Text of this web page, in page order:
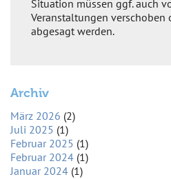
Situation müssen ggf. auch
Veranstaltungen verschoben
abgesagt werden.
Archiv
März 2026 (2)
Juli 2025 (1)
Februar 2025 (1)
Februar 2024 (1)
Januar 2024 (1)